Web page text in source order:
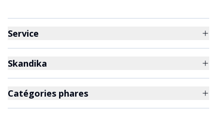
Service
Skandika
Catégories phares